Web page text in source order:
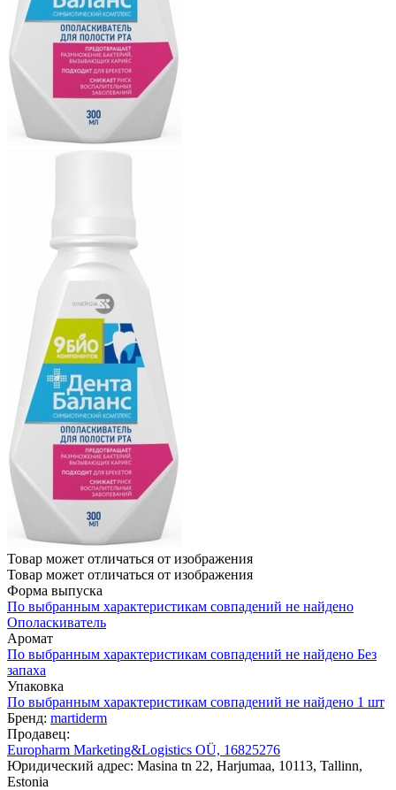
Товар может отличаться от изображения
Товар может отличаться от изображения
Форма выпуска
По выбранным характеристикам совпадений не найдено
Ополаскиватель
Аромат
По выбранным характеристикам совпадений не найдено Без
запаха
Упаковка
По выбранным характеристикам совпадений не найдено 1 шт
Бренд: martiderm
Продавец:
Europharm Marketing&Logistics OÜ, 16825276
Юридический адрес: Masina tn 22, Harjumaa, 10113, Tallinn,
Estonia